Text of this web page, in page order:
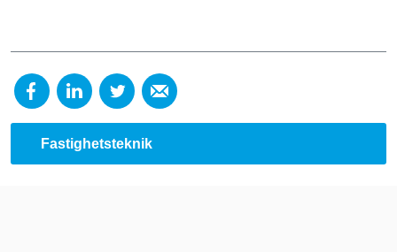
Fastighetsteknik